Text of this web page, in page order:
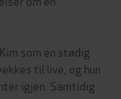
som en stødig
til live, og hun
igjen. Samtidig